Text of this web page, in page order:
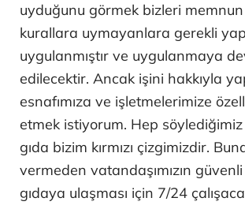
uyduğunu görmek bizleri
kurallara uymayanlara gerekli
uygulanmıştır ve uygulanmaya
edilecektir. Ancak işini hakkıyla
esnafımıza ve işletmelerimize
etmek istiyorum. Hep
gıda bizim kırmızı çizgimizdir.
vermeden vatandaşımızın güvenli
gıdaya ulaşması için 7/24